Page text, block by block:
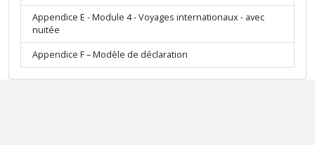
Appendice E - Module 4 - Voyages internationaux - avec
nuitée
Appendice F – Modèle de déclaration